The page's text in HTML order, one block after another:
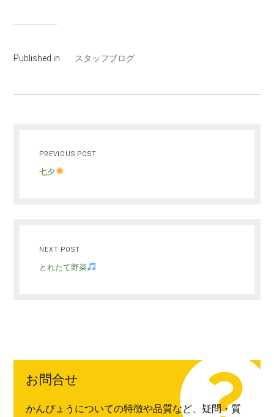
Published in スタッフブログ
PREVIOUS POST
七夕
NEXT POST
とれたて野菜
お問合せ
かんぴょうについての特徴や品質など、疑問・質